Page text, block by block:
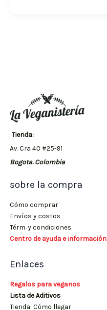
Tienda:
Av. Cra 40 #25-91
Bogota. Colombia
sobre la compra
Cómo comprar
Envíos y costos
Térm. y condiciones
Centro de ayuda e información
Enlaces
Regalos para veganos
Lista de Aditivos
Tienda: Cómo llegar